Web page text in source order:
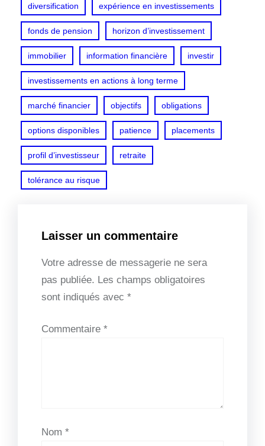
diversification expérience en investissements
fonds de pension horizon d’investissement
immobilier information financière investir
investissements en actions à long terme
marché financier objectifs obligations
options disponibles patience placements
profil d’investisseur retraite
tolérance au risque
Laisser un commentaire
Votre adresse de messagerie ne sera
pas publiée. Les champs obligatoires
sont indiqués avec *
Commentaire *
Nom *